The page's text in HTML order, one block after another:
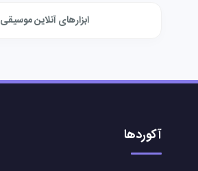
ابزارهای آنلاین موسیقی
آکوردها